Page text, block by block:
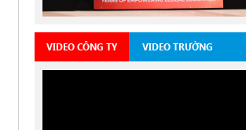
VIDEO CÔNG TY VIDEO TRƯỜNG